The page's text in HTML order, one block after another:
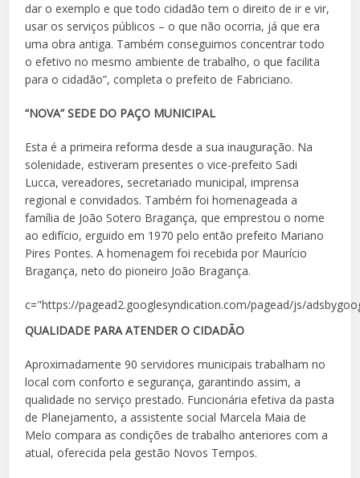
dar o exemplo e que todo cidadão tem o direito de ir e vir,
usar os serviços públicos – o que não ocorria, já que era
uma obra antiga. Também conseguimos concentrar todo
o efetivo no mesmo ambiente de trabalho, o que facilita
para o cidadão”, completa o prefeito de Fabriciano.
“NOVA” SEDE DO PAÇO MUNICIPAL
Esta é a primeira reforma desde a sua inauguração. Na
solenidade, estiveram presentes o vice-prefeito Sadi
Lucca, vereadores, secretariado municipal, imprensa
regional e convidados. Também foi homenageada a
família de João Sotero Bragança, que emprestou o nome
ao edifício, erguido em 1970 pelo então prefeito Mariano
Pires Pontes. A homenagem foi recebida por Maurício
Bragança, neto do pioneiro João Bragança.
c="https://pagead2.googlesyndication.com/pagead/js/
QUALIDADE PARA ATENDER O CIDADÃO
Aproximadamente 90 servidores municipais trabalham no
local com conforto e segurança, garantindo assim, a
qualidade no serviço prestado. Funcionária efetiva da pasta
de Planejamento, a assistente social Marcela Maia de
Melo compara as condições de trabalho anteriores com a
atual, oferecida pela gestão Novos Tempos.